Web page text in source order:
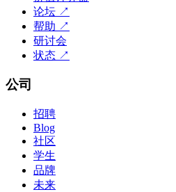
论坛 ↗
帮助 ↗
研讨会
状态 ↗
公司
招聘
Blog
社区
学生
品牌
未来